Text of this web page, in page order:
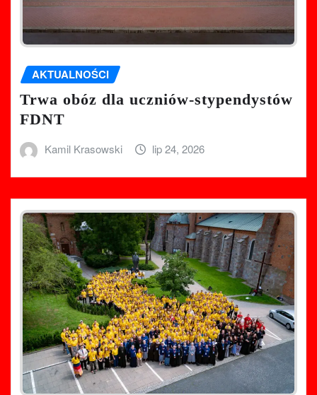
AKTUALNOŚCI
Trwa obóz dla uczniów-stypendystów
FDNT
Kamil Krasowski lip 24, 2026